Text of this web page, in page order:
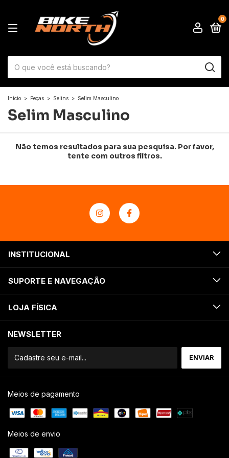
0
Início > Peças > Selins > Selim Masculino
Selim Masculino
Não temos resultados para sua pesquisa. Por favor,
tente com outros filtros.
INSTITUCIONAL
SUPORTE E NAVEGAÇÃO
LOJA FÍSICA
NEWSLETTER
Meios de pagamento
Meios de envio